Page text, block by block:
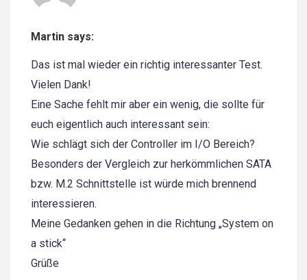
Martin says:
Das ist mal wieder ein richtig interessanter Test.
Vielen Dank!
Eine Sache fehlt mir aber ein wenig, die sollte für
euch eigentlich auch interessant sein:
Wie schlägt sich der Controller im I/O Bereich?
Besonders der Vergleich zur herkömmlichen SATA
bzw. M.2 Schnittstelle ist würde mich brennend
interessieren.
Meine Gedanken gehen in die Richtung „System on
a stick“
Grüße